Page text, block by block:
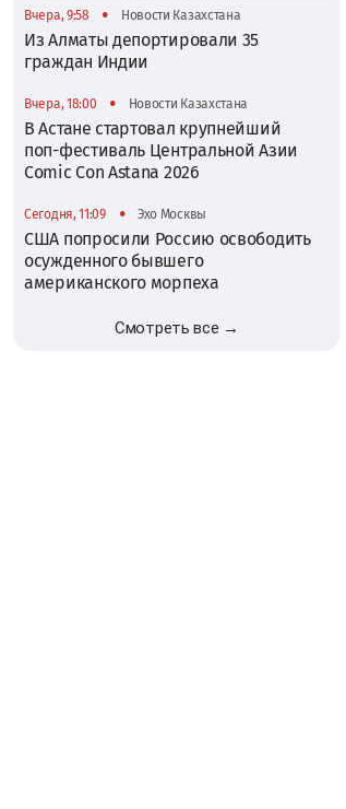
Вчера, 9:58 • Новости Казахстана
Из Алматы депортировали 35
граждан Индии
Вчера, 18:00 • Новости Казахстана
В Астане стартовал крупнейший
поп-фестиваль Центральной Азии
Comic Con Astana 2026
Сегодня, 11:09 • Эхо Москвы
США попросили Россию освободить
осужденного бывшего
американского морпеха
Смотреть все →